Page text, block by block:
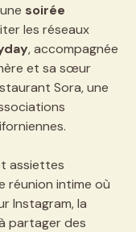
soirée
les réseaux
, accompagnée
et sa sœur
Sora, une
assiettes
réunion intime où
Instagram, la
partager des